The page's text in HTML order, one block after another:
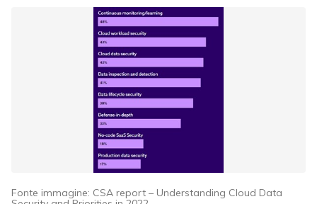
Fonte immagine: CSA report – Understanding Cloud Data